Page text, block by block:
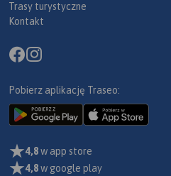
Trasy turystyczne
Kontakt
Pobierz aplikację Traseo:
4,8w app store
4,8w google play